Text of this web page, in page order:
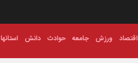
اقتصاد ورزش جامعه حوادث دانش استانها